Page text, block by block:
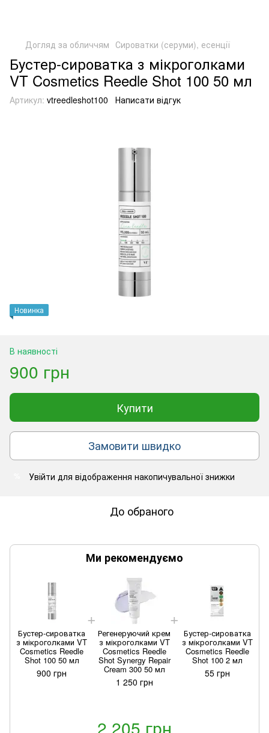
Догляд за обличчям Сироватки (серуми), есенції
Бустер-сироватка з мікроголками
VT Cosmetics Reedle Shot 100 50 мл
Артикул: vtreedleshot100 Написати відгук
Новинка
В наявності
900 грн
Купити
Замовити швидко
Увійти для відображення накопичувальної знижки
До обраного
Ми рекомендуємо
Бустер-сироватка
з мікроголками VT
Cosmetics Reedle
Shot 100 50 мл
900 грн
Регенеруючий крем
з мікроголками VT
Cosmetics Reedle
Shot Synergy Repair
Cream 300 50 мл
1 250 грн
Бустер-сироватка
з мікроголками VT
Cosmetics Reedle
Shot 100 2 мл
55 грн
2 205 грн